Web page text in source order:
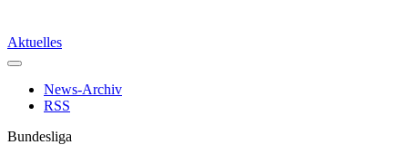
Aktuelles
News-Archiv
RSS
Bundesliga